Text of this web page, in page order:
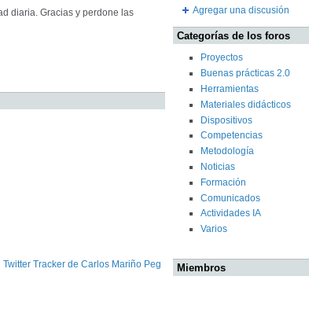
diaria. Gracias y perdone las
Twitter Tracker de Carlos Mariño Peg
Agregar una discusión
Categorías de los foros
Proyectos
Buenas prácticas 2.0
Herramientas
Materiales didácticos
Dispositivos
Competencias
Metodología
Noticias
Formación
Comunicados
Actividades IA
Varios
Miembros